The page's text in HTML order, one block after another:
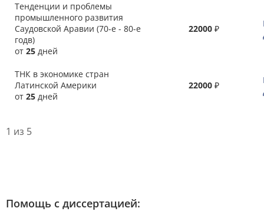
Тенденции и проблемы
промышленного развития
Саудовской Аравии (70-е - 80-е
годв)
от 25 дней
22000 ₽
ТНК в экономике стран
Латинской Америки
от 25 дней
22000 ₽
1 из 5
Помощь с диссертацией: